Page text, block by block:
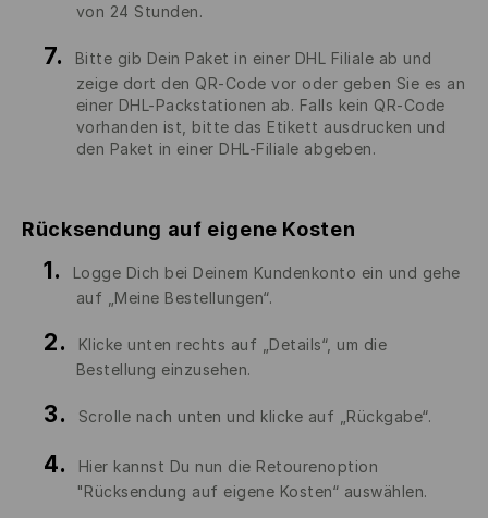
von 24 Stunden.
Bitte gib Dein Paket in einer DHL Filiale ab und
zeige dort den QR-Code vor oder geben Sie es an
einer DHL-Packstationen ab. Falls kein QR-Code
vorhanden ist, bitte das Etikett ausdrucken und
den Paket in einer DHL-Filiale abgeben.
Rücksendung auf eigene Kosten
Logge Dich bei Deinem Kundenkonto ein und gehe
auf „Meine Bestellungen“.
Klicke unten rechts auf „Details“, um die
Bestellung einzusehen.
Scrolle nach unten und klicke auf „Rückgabe“.
Hier kannst Du nun die Retourenoption
"Rücksendung auf eigene Kosten“ auswählen.